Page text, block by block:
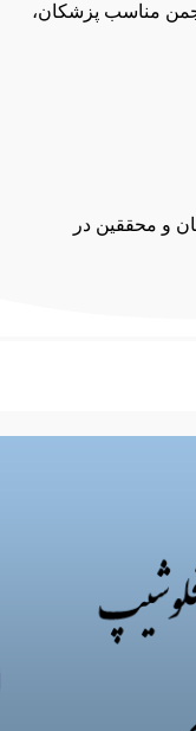
مناسب پزشکان،
و محققین در